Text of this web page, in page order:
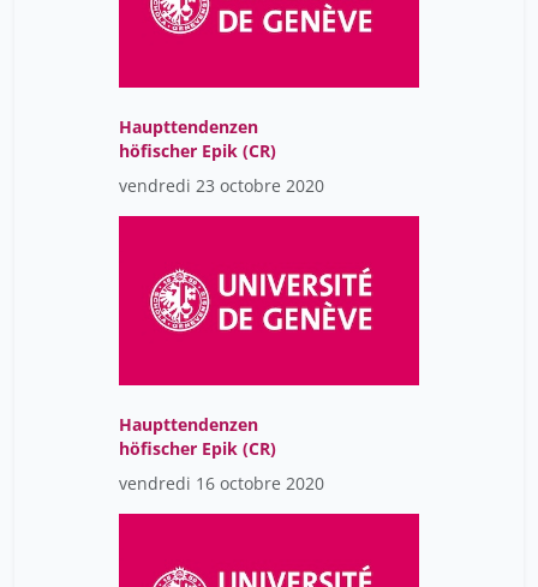
Haupttendenzen
höfischer Epik (CR)
vendredi 23 octobre 2020
Haupttendenzen
höfischer Epik (CR)
vendredi 16 octobre 2020